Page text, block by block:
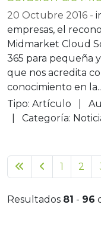
20 Octubre 2016
empresas, el
Midmarket Cloud
365 para pequeña
que nos acredita
conocimiento en
Tipo: Artículo
Categoría:
1 2
Resultados 81 - 96